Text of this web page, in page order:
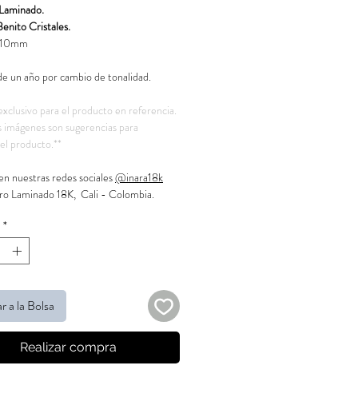
Cristales.
un año por cambio de tonalidad.
para el producto en referencia.
imágenes son sugerencias para
producto.**
nuestras redes sociales@inara18k
Laminado 18K, Cali - Colombia.
*
a la Bolsa
Realizar compra